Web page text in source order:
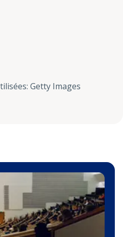
: Getty Images